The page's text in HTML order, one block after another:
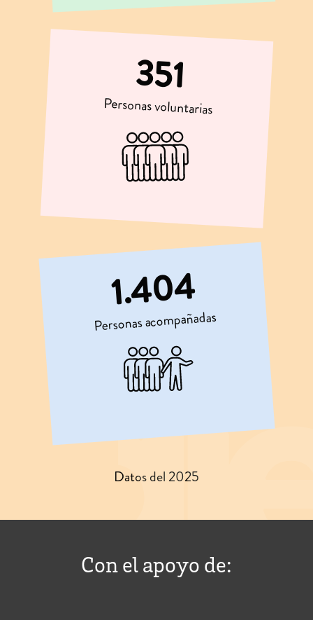
351
Personas voluntarias
1.404
Personas acompañadas
Datos del 2025
Con el apoyo de: